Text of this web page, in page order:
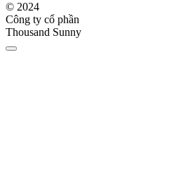
© 2024
Công ty cổ phần
Thousand Sunny